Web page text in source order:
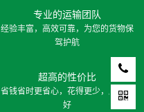
专业的运输团队
经验丰富，高效可靠，为您的货物保
驾护航
超高的性价比
省钱省时更省心，花得更少，服务更
好